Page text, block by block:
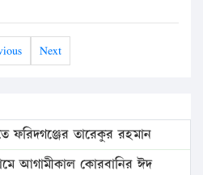
Next
ফরিদগঞ্জের তারেকুর রহমান
আগামীকাল কোরবানির ঈদ